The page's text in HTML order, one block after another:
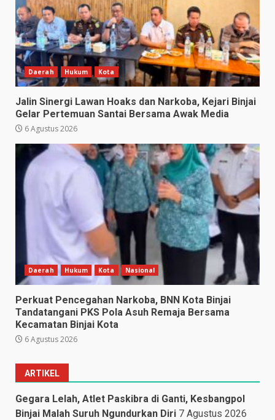
Daerah Hukum Kota
Jalin Sinergi Lawan Hoaks dan Narkoba, Kejari Binjai
Gelar Pertemuan Santai Bersama Awak Media
6 Agustus 2026
Daerah Hukum Kota Nasional
Perkuat Pencegahan Narkoba, BNN Kota Binjai
Tandatangani PKS Pola Asuh Remaja Bersama
Kecamatan Binjai Kota
6 Agustus 2026
ARTIKEL
Gegara Lelah, Atlet Paskibra di Ganti, Kesbangpol
Binjai Malah Suruh Ngundurkan Diri 7 Agustus 2026